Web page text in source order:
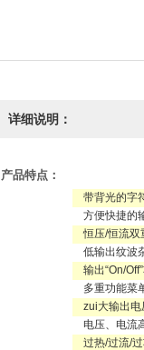
详细说明：
产品特点：
带背光的字
方便快捷的
恒压/恒流双
低输出纹波
输出“On/
多重功能菜
zui大输出电
电压、电流
过热/过流/